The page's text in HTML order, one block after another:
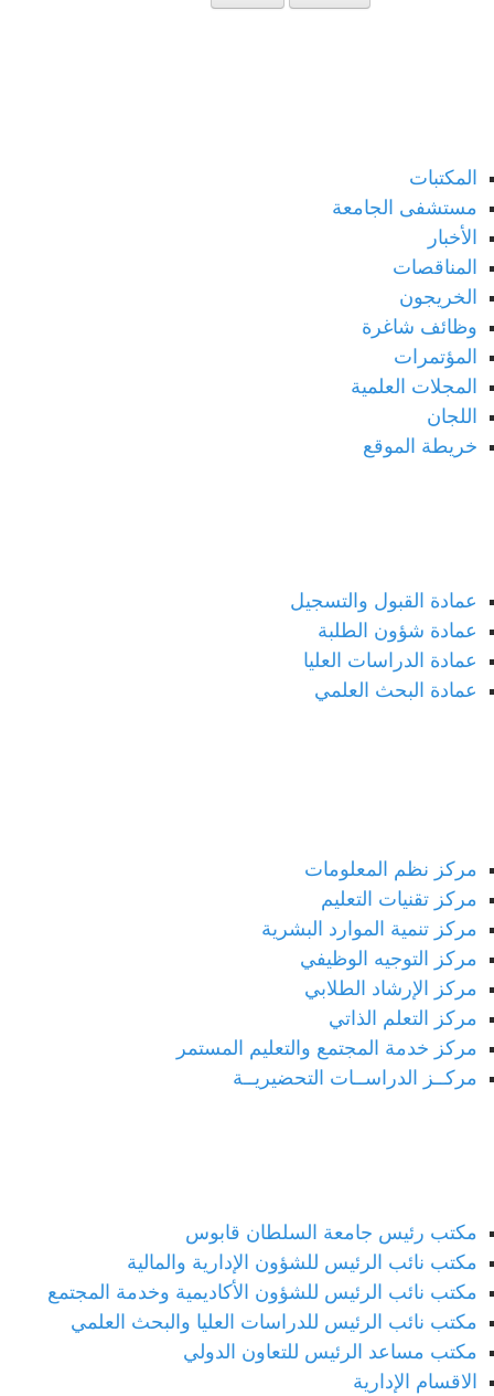
المكتبات
مستشفى الجامعة
الأخبار
المناقصات
الخريجون
وظائف شاغرة
المؤتمرات
المجلات العلمية
اللجان
خريطة الموقع
عمادة القبول والتسجيل
عمادة شؤون الطلبة
عمادة الدراسات العليا
عمادة البحث العلمي
مركز نظم المعلومات
مركز تقنيات التعليم
مركز تنمية الموارد البشرية
مركز التوجيه الوظيفي
مركز الإرشاد الطلابي
مركز التعلم الذاتي
مركز خدمة المجتمع والتعليم المستمر
مركــز الدراســات التحضيريــة
مكتب رئيس جامعة السلطان قابوس
مكتب نائب الرئيس للشؤون الإدارية والمالية
مكتب نائب الرئيس للشؤون الأكاديمية وخدمة المجتمع
مكتب نائب الرئيس للدراسات العليا والبحث العلمي
مكتب مساعد الرئيس للتعاون الدولي
الاقسام الإدارية